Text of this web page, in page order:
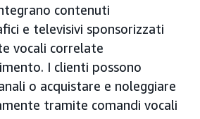
contenuti
e televisivi sponsorizzati
vocali correlate
I clienti possono
o acquistare e noleggiare
tramite comandi vocali